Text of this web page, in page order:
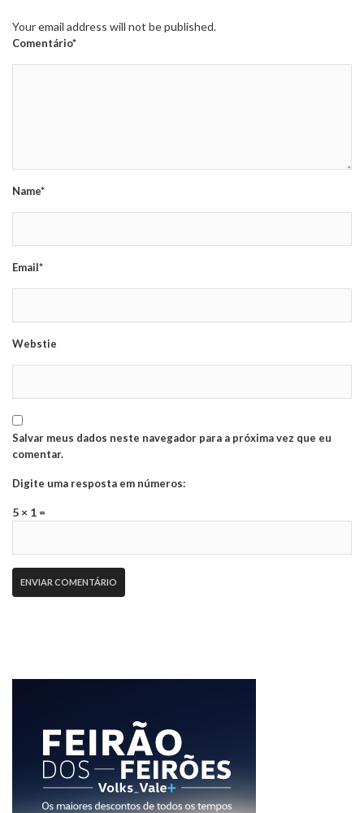
Your email address will not be published.
Comentário*
Name*
Email*
Webstie
Salvar meus dados neste navegador para a próxima vez que eu
comentar.
Digite uma resposta em números:
5 × 1 =